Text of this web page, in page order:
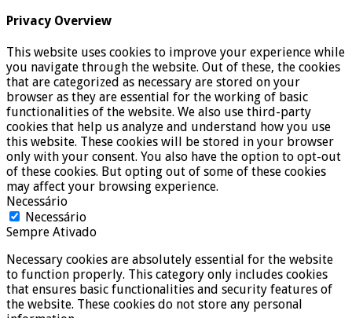
Privacy Overview
This website uses cookies to improve your experience while
you navigate through the website. Out of these, the cookies
that are categorized as necessary are stored on your
browser as they are essential for the working of basic
functionalities of the website. We also use third-party
cookies that help us analyze and understand how you use
this website. These cookies will be stored in your browser
only with your consent. You also have the option to opt-out
of these cookies. But opting out of some of these cookies
may affect your browsing experience.
Necessário
Necessário
Sempre Ativado
Necessary cookies are absolutely essential for the website
to function properly. This category only includes cookies
that ensures basic functionalities and security features of
the website. These cookies do not store any personal